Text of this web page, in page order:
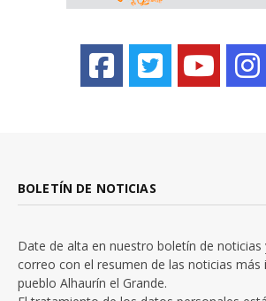
BOLETÍN DE NOTICIAS
Date de alta en nuestro boletín de noticias
correo con el resumen de las noticias más
pueblo Alhaurín el Grande.